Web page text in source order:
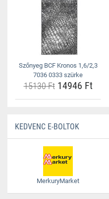
Szőnyeg BCF Kronos 1,6/2,3
7036 0333 szürke
15130 Ft14946 Ft
KEDVENC E-BOLTOK
MerkuryMarket